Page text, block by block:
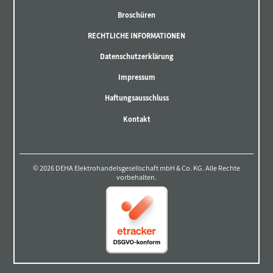
Broschüren
RECHTLICHE INFORMATIONEN
Datenschutzerklärung
Impressum
Haftungsausschluss
Kontakt
© 2026 DEHA Elektrohandelsgesellschaft mbH & Co. KG. Alle Rechte
vorbehalten.